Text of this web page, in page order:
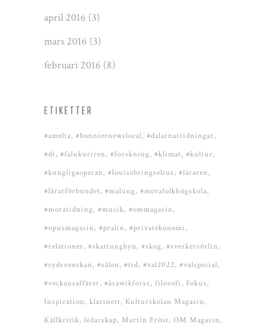
april 2016 (3)
mars 2016 (3)
februari 2016 (8)
ETIKETTER
#amelia #bonniernewslocal #dalarnastidningar
#dt #falukuriren #forskning #klimat #kultur
#kungligaoperan #louisebringselius #läraren
#lärarförbundet #malung #morafolkhögskola
#moratidning #musik #ommagasin
#opusmagasin #pralin #privatekonomi
#relationer #skattungbyn #skog #sverkersörlin
#sydsvenskan #sälen #tid #val2022 #valspecial
#veckansaffärer #åsawikforss filosofi
Fokus
Inspiration klarinett Kulturskolan Magasin
Källkritik ledarskap Martin Fröst OM Magasin